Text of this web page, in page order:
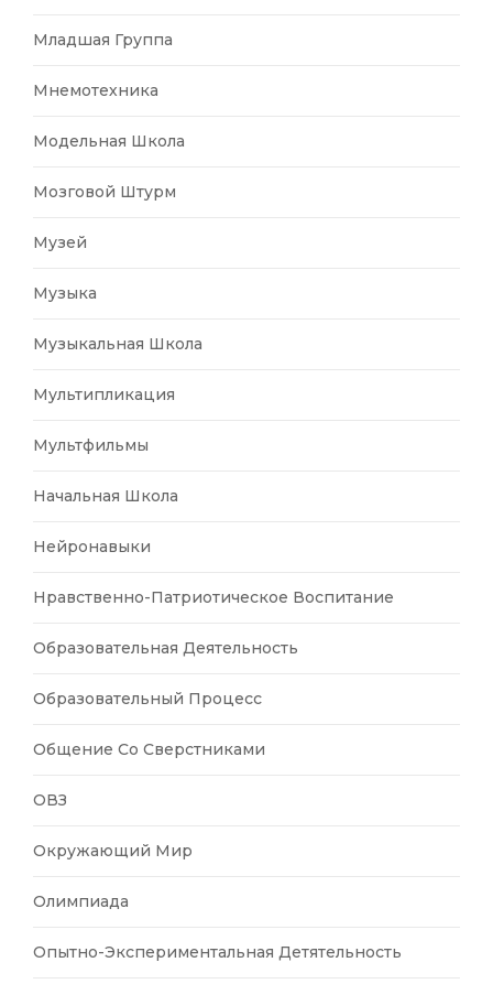
Младшая Группа
Мнемотехника
Модельная Школа
Мозговой Штурм
Музей
Музыка
Музыкальная Школа
Мультипликация
Мультфильмы
Начальная Школа
Нейронавыки
Нравственно-Патриотическое Воспитание
Образовательная Деятельность
Образовательный Процесс
Общение Со Сверстниками
ОВЗ
Окружающий Мир
Олимпиада
Опытно-Экспериментальная Детятельность